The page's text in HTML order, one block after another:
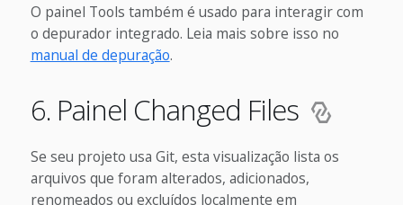
O painel Tools também é usado para interagir com
o depurador integrado. Leia mais sobre isso no
manual de depuração.
6. Painel Changed Files
Se seu projeto usa Git, esta visualização lista os
arquivos que foram alterados, adicionados,
renomeados ou excluídos localmente em